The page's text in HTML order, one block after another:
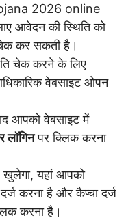
2026 online
आवेदन की स्थिति को
कर सकती है।
चेक करने के लिए
वेबसाइट ओपन
आपको वेबसाइट में
लॉगिनपर क्लिक करना
यहां आपको
करना है और कैप्चा दर्ज
करना है।